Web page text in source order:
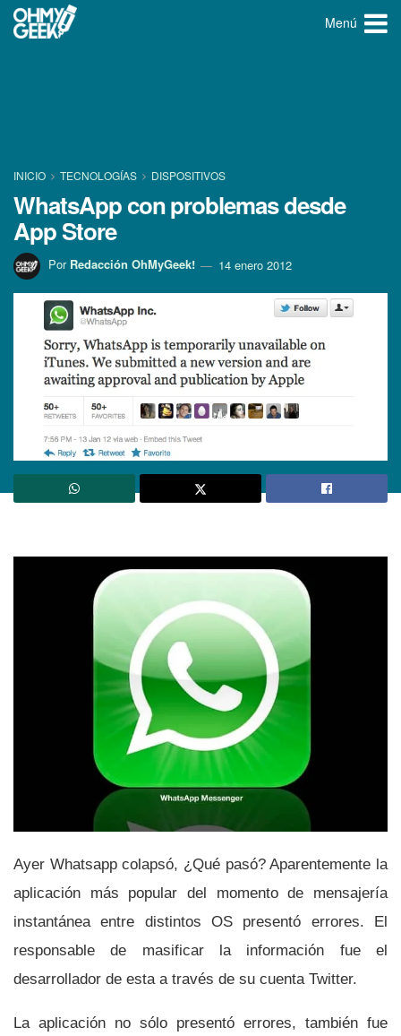
Menú
INICIO TECNOLOGÍ­AS DISPOSITIVOS
WhatsApp con problemas desde
App Store
Por Redacción OhMyGeek! 14 enero 2012
Ayer Whatsapp colapsó, ¿Qué pasó? Aparentemente la
aplicación más popular del momento de mensajerí­a
instantánea entre distintos OS presentó errores. El
responsable de masificar la información fue el
desarrollador de esta a través de su cuenta Twitter.
La aplicación no sólo presentó errores, también fue